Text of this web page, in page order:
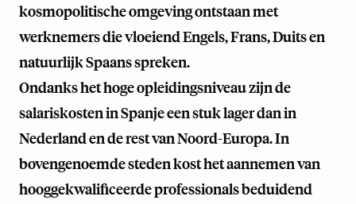
kosmopolitische omgeving ontstaan met
werknemers die vloeiend Engels, Frans, Duits en
natuurlijk Spaans spreken.
Ondanks het hoge opleidingsniveau zijn de
salariskosten in Spanje een stuk lager dan in
Nederland en de rest van Noord-Europa. In
bovengenoemde steden kost het aannemen van
hooggekwalificeerde professionals beduidend